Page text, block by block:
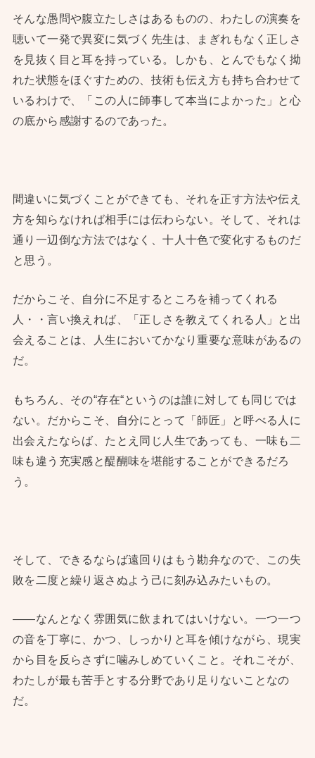
そんな愚問や腹立たしさはあるものの、わたしの演奏を
聴いて一発で異変に気づく先生は、まぎれもなく正しさ
を見抜く目と耳を持っている。しかも、とんでもなく拗
れた状態をほぐすための、技術も伝え方も持ち合わせて
いるわけで、「この人に師事して本当によかった」と心
の底から感謝するのであった。
間違いに気づくことができても、それを正す方法や伝え
方を知らなければ相手には伝わらない。そして、それは
通り一辺倒な方法ではなく、十人十色で変化するものだ
と思う。
だからこそ、自分に不足するところを補ってくれる
人・・言い換えれば、「正しさを教えてくれる人」と出
会えることは、人生においてかなり重要な意味があるの
だ。
もちろん、その“存在“というのは誰に対しても同じでは
ない。だからこそ、自分にとって「師匠」と呼べる人に
出会えたならば、たとえ同じ人生であっても、一味も二
味も違う充実感と醍醐味を堪能することができるだろ
う。
そして、できるならば遠回りはもう勘弁なので、この失
敗を二度と繰り返さぬよう己に刻み込みたいもの。
——なんとなく雰囲気に飲まれてはいけない。一つ一つ
の音を丁寧に、かつ、しっかりと耳を傾けながら、現実
から目を反らさずに噛みしめていくこと。それこそが、
わたしが最も苦手とする分野であり足りないことなの
だ。